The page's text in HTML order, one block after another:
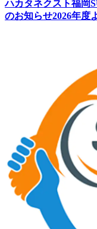
ハカタネクスト福岡
のお知らせ2026年度